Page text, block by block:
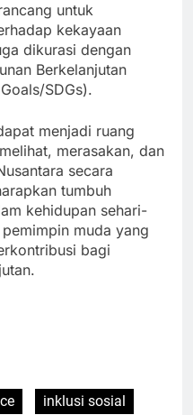
untuk
kekayaan
dikurasi dengan
Berkelanjutan
SDGs).
menjadi ruang
merasakan, dan
secara
tumbuh
kehidupan sehari-
muda yang
bagi
inklusi sosial